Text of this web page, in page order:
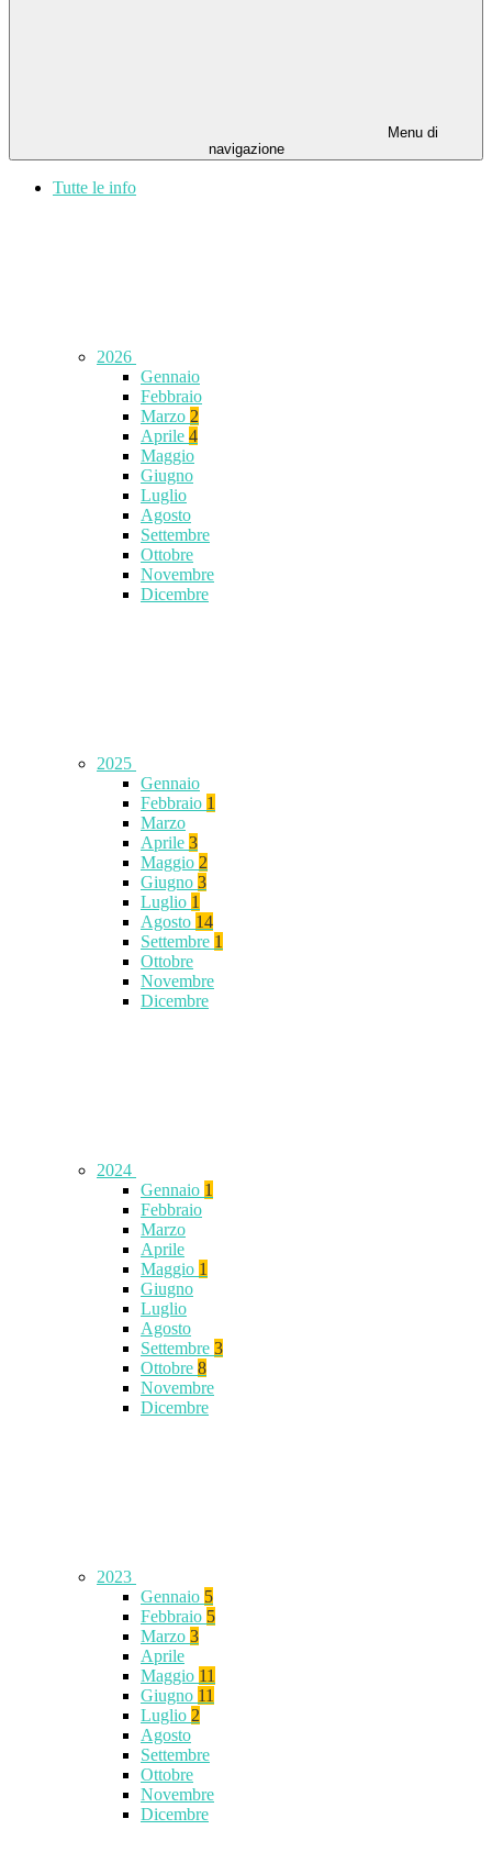
Menu di
navigazione
Tutte le info
2026
Gennaio
Febbraio
Marzo 2
Aprile 4
Maggio
Giugno
Luglio
Agosto
Settembre
Ottobre
Novembre
Dicembre
2025
Gennaio
Febbraio 1
Marzo
Aprile 3
Maggio 2
Giugno 3
Luglio 1
Agosto 14
Settembre 1
Ottobre
Novembre
Dicembre
2024
Gennaio 1
Febbraio
Marzo
Aprile
Maggio 1
Giugno
Luglio
Agosto
Settembre 3
Ottobre 8
Novembre
Dicembre
2023
Gennaio 5
Febbraio 5
Marzo 3
Aprile
Maggio 11
Giugno 11
Luglio 2
Agosto
Settembre
Ottobre
Novembre
Dicembre